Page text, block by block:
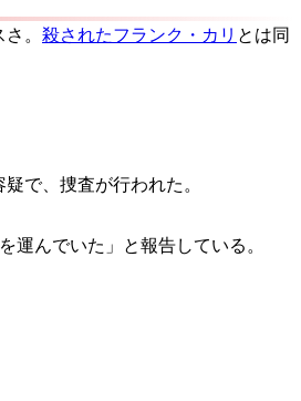
。 殺されたフランク・カリ とは同
で、捜査が行われた。
運んでいた」と報告している。